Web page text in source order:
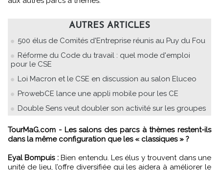
AUTRES ARTICLES
500 élus de Comités d'Entreprise réunis au Puy du Fou
Réforme du Code du travail : quel mode d'emploi
pour le CSE
Loi Macron et le CSE en discussion au salon Eluceo
ProwebCE lance une appli mobile pour les CE
Double Sens veut doubler son activité sur les groupes
TourMaG.com - Les salons des parcs à thèmes restent-ils
dans la même configuration que les « classiques » ?
Eyal Bompuis :Bien entendu. Les élus y trouvent dans une
unité de lieu, l’offre diversifiée qui les aidera à améliorer le